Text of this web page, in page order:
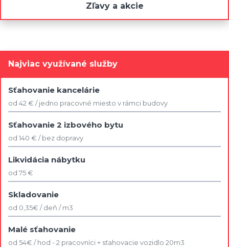
Zľavy a akcie
Najviac využívané služby
Sťahovanie kancelárie
od 42 € / jedno pracovné miesto v rámci budovy
Sťahovanie 2 izbového bytu
od 140 € / bez dopravy
Likvidácia nábytku
od 75 €
Skladovanie
od 0,35€ / deň / m3
Malé sťahovanie
od 54€ / hod - 2 pracovníci + sťahovacie vozidlo 20m3